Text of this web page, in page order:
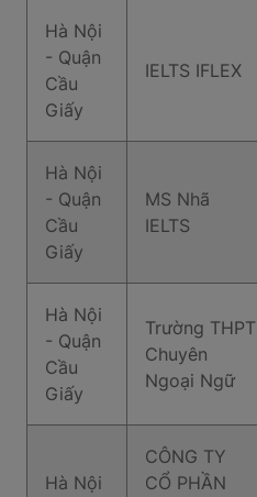
Hà Nội
- Quận
Cầu
Giấy
IELTS IFLEX
Hà Nội
- Quận
Cầu
Giấy
MS Nhã
IELTS
Hà Nội
- Quận
Cầu
Giấy
Trường THPT
Chuyên
Ngoại Ngữ
Hà Nội
CÔNG TY
CỔ PHẦN